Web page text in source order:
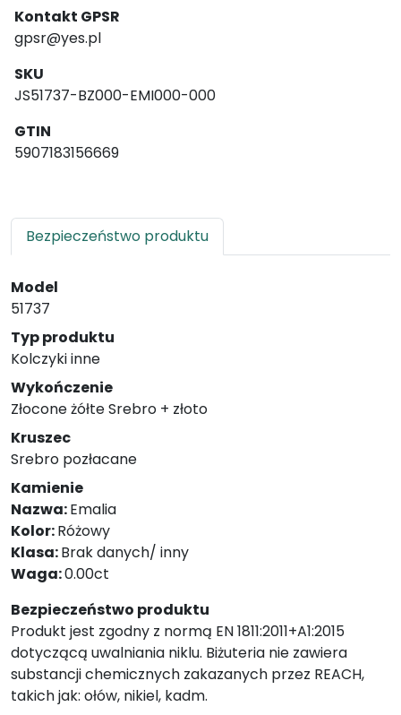
Kontakt GPSR
gpsr@yes.pl
SKU
JS51737-BZ000-EMI000-000
GTIN
5907183156669
Bezpieczeństwo produktu
Model
51737
Typ produktu
Kolczyki inne
Wykończenie
Złocone żółte Srebro + złoto
Kruszec
Srebro pozłacane
Kamienie
Nazwa:Emalia
Kolor:Różowy
Klasa:Brak danych/ inny
Waga:0.00ct
Bezpieczeństwo produktu
Produkt jest zgodny z normą EN 1811:2011+A1:2015
dotyczącą uwalniania niklu. Biżuteria nie zawiera
substancji chemicznych zakazanych przez REACH,
takich jak: ołów, nikiel, kadm.